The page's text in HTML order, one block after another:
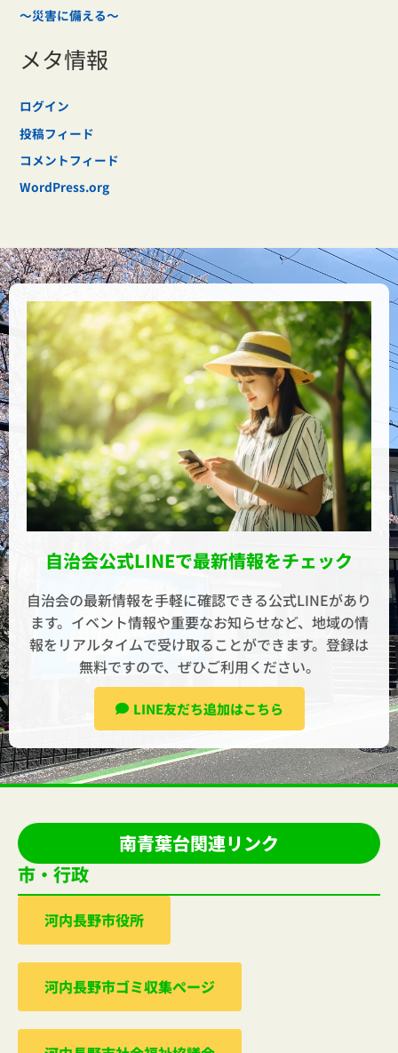
～災害に備える～
メタ情報
ログイン
投稿フィード
コメントフィード
WordPress.org
自治会公式LINEで最新情報をチェック
自治会の最新情報を手軽に確認できる公式LINEがあり
ます。イベント情報や重要なお知らせなど、地域の情
報をリアルタイムで受け取ることができます。登録は
無料ですので、ぜひご利用ください。
LINE友だち追加はこちら
南青葉台関連リンク
市・行政
河内⻑野市役所
河内⻑野市ゴミ収集ぺージ